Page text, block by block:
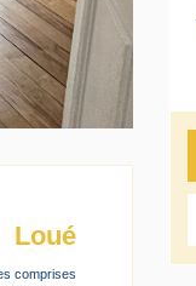
Loué
comprises